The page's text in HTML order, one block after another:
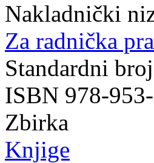
Nakladnički
Za radnička
Standardni broj
ISBN 978-
Zbirka
Knjige